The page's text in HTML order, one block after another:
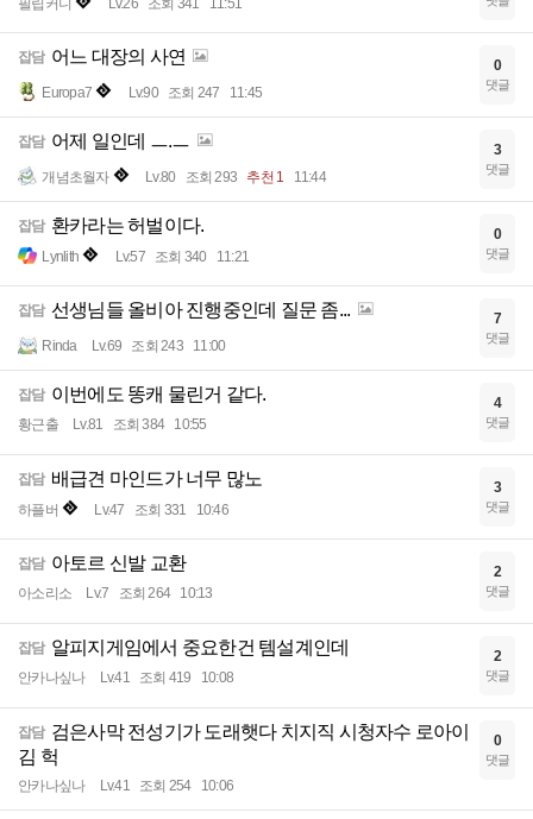
필립커니 Lv.26 조회 341 11:51
잡담 어느 대장의 사연
Europa7 Lv.90 조회 247 11:45
0
댓글
잡담 어제 일인데 ㅡ.ㅡ
개념초월자 Lv.80 조회 293 추천 1 11:44
3
댓글
잡담 환카라는 허벌이다.
Lynlith Lv.57 조회 340 11:21
0
댓글
잡담 선생님들 올비아 진행중인데 질문 좀...
Rinda Lv.69 조회 243 11:00
7
댓글
잡담 이번에도 똥캐 물린거 같다.
황근출 Lv.81 조회 384 10:55
4
댓글
잡담 배급견 마인드가 너무 많노
하플버 Lv.47 조회 331 10:46
3
댓글
잡담 아토르 신발 교환
아소리소 Lv.7 조회 264 10:13
2
댓글
잡담 알피지게임에서 중요한건 템설계인데
안카나싶나 Lv.41 조회 419 10:08
2
댓글
잡담 검은사막 전성기가 도래햇다 치지직 시청자수 로아이
김 헉
안카나싶나 Lv.41 조회 254 10:06
0
댓글